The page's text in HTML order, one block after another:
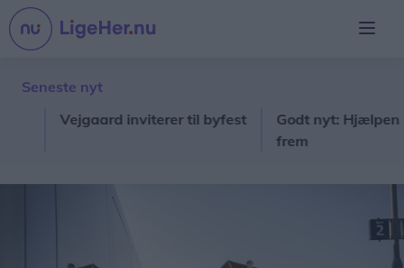
Seneste nyt
Vejgaard inviterer til byfest
Godt nyt: Hjælpen